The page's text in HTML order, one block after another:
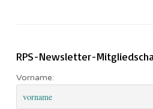
RPS-Newsletter-
Vorname: